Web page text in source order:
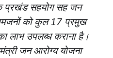
प्रखंड सहयोग सह जन
को कुल 17 प्रमुख
लाभ उपलब्ध कराना है।
जन आरोग्य योजना